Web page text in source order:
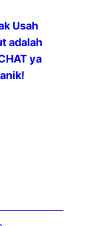
Usah
adalah
ya